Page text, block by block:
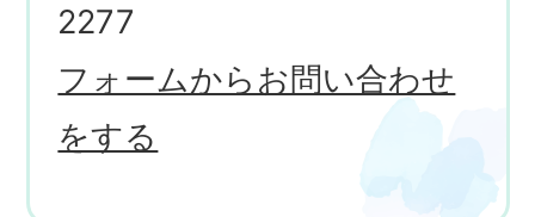
2277
フォームからお問い合わせ
をする